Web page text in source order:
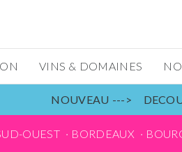
VINS & DOMAINES
NOUVEAU --->
OUEST BORDEAUX